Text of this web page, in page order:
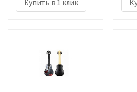
Купить в 1 клик